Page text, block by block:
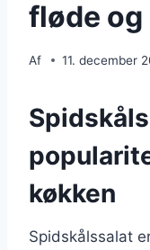
fløde og
Af 11. december
køkken
Spidskålssalat